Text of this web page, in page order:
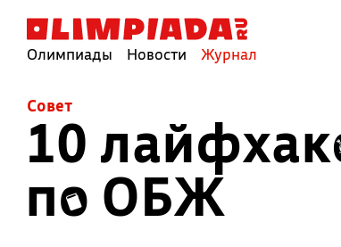
Олимпиады Новости Журнал
Совет
10
по ОБЖ